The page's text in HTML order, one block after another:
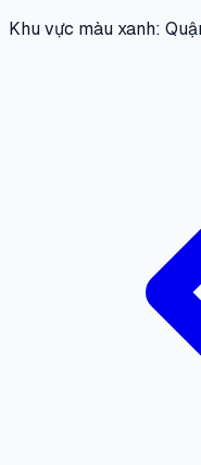
Khu vực màu xanh: